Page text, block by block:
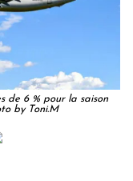
de 6 % pour la saison
by Toni.M